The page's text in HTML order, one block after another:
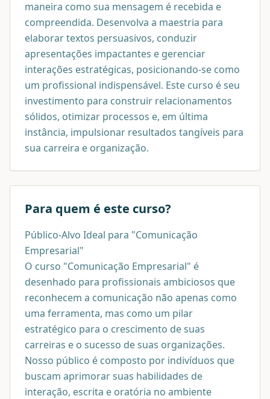
maneira como sua mensagem é recebida e
compreendida. Desenvolva a maestria para
elaborar textos persuasivos, conduzir
apresentações impactantes e gerenciar
interações estratégicas, posicionando-se como
um profissional indispensável. Este curso é seu
investimento para construir relacionamentos
sólidos, otimizar processos e, em última
instância, impulsionar resultados tangíveis para
sua carreira e organização.
Para quem é este curso?
Público-Alvo Ideal para "Comunicação
Empresarial"
O curso "Comunicação Empresarial" é
desenhado para profissionais ambiciosos que
reconhecem a comunicação não apenas como
uma ferramenta, mas como um pilar
estratégico para o crescimento de suas
carreiras e o sucesso de suas organizações.
Nosso público é composto por indivíduos que
buscam aprimorar suas habilidades de
interação, escrita e oratória no ambiente